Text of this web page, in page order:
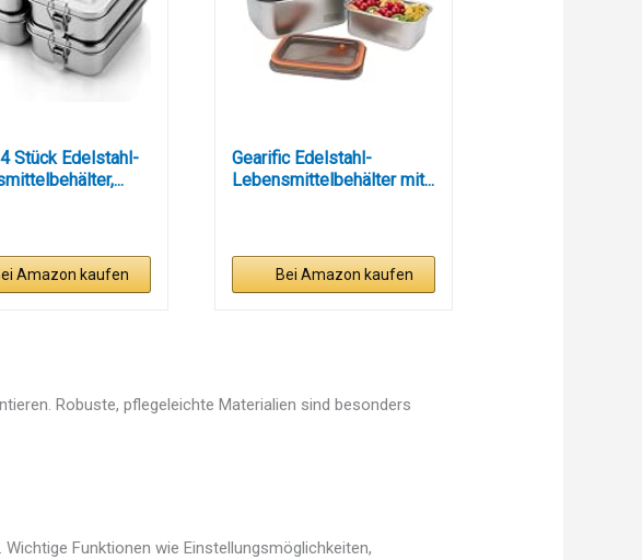
Stück Edelstahl-
Amazon kaufen
Gearific Edelstahl-
Lebensmittelbehälter mit...
Bei Amazon kaufen
Robuste, pflegeleichte Materialien sind besonders
Funktionen wie Einstellungsmöglichkeiten,